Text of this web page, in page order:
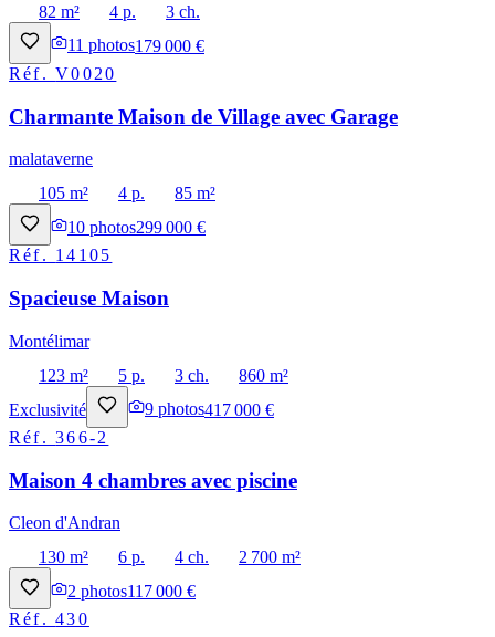
82 m²
4 p.
3 ch.
11 photos179 000 €
Réf.V0020
Charmante Maison de Village avec Garage
malataverne
105 m²
4 p.
85 m²
10 photos299 000 €
Réf. 14105
Spacieuse Maison
Montélimar
123 m²
5 p. 3 ch.
860 m²
Exclusivité
9 photos417 000 €
Réf.366-2
Maison 4 chambres avec piscine
Cleon d'Andran
130 m²
6 p. 4 ch.
2 700 m²
2 photos117 000 €
Réf.430